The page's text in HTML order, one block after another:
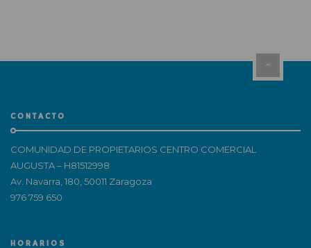
CONTACTO
COMUNIDAD DE PROPIETARIOS CENTRO COMERCIAL
AUGUSTA – H81512998
Av. Navarra, 180, 50011 Zaragoza
976 759 650
HORARIOS